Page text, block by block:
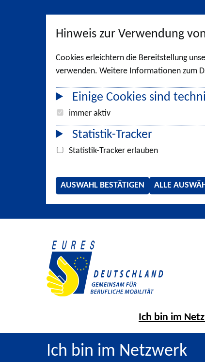
Hinweis zur Verwendung
Cookies erleichtern die Bereitstellung
verwenden. Weitere Informationen zum
Einige Cookies sind
immer aktiv
Statistik-Tracker
Statistik-Tracker erlauben
AUSWAHL BESTÄTIGEN ALLE
Ich bin im
Ich bin im Netzwerk